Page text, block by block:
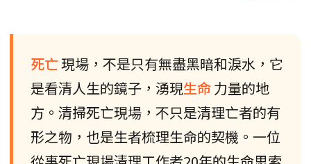
死亡現場，不是只有無盡黑暗和淚水，它
是看清人生的鏡子，湧現生命力量的地
方。清掃死亡現場，不只是清理亡者的有
形之物，也是生者梳理生命的契機。一位